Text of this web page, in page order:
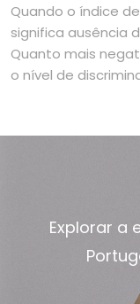
Quando o índice
significa ausência
Quanto mais
o nível de
Explorar a